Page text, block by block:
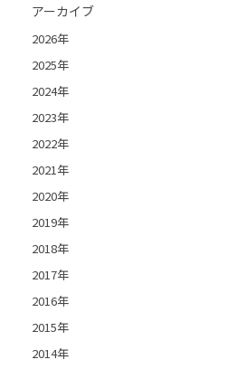
アーカイブ
2026年
2025年
2024年
2023年
2022年
2021年
2020年
2019年
2018年
2017年
2016年
2015年
2014年